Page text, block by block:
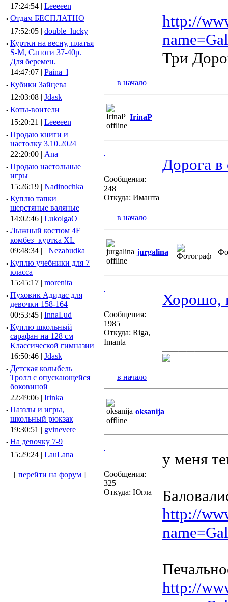
17:24:54 | Leeeeen
· Отдам БЕСПЛАТНО
17:52:05 | double_lucky
· Куртки на весну, платья
S-M, Сапоги 37-40р.
Для беремен.
14:47:07 | Paina_l
· Кубики Зайцева
12:03:08 | Jdask
· Коты-воители
15:20:21 | Leeeeen
· Продаю книги и
настолку 3.10.2024
22:20:00 | Ana
· Продаю настольные
игры
15:26:19 | Nadinochka
· Куплю тапки
шерстяные валяные
14:02:46 | LukolgaO
· Лыжный костюм 4F
комбез+куртка XL
09:48:34 |
_Nezabudka_
· Куплю учебники для 7
класса
15:45:17 | morenita
· Пуховик Адидас для
девочки 158-164
00:53:45 | InnaLud
· Куплю школьный
сарафан на 128 см
Классической гимназии
16:50:46 | Jdask
· Детская колыбель
Тролл с опускающейся
боковиной
22:49:06 | Irinka
· Паззлы и игры,
школьный рюкзак
19:30:51 | gvinevere
· Hа девочку 7-9
15:29:24 | LauLana
[ перейти на форум ]
http://
Три
в начало
IrinaP
Сообщения:
248
Откуда: Иманта
Дорога в
в начало
jurgalina
Сообщения:
1985
Откуда: Riga,
Imanta
Хорошо,
в начало
oksanija
Сообщения:
325
Откуда: Югла
у меня
http://
http://